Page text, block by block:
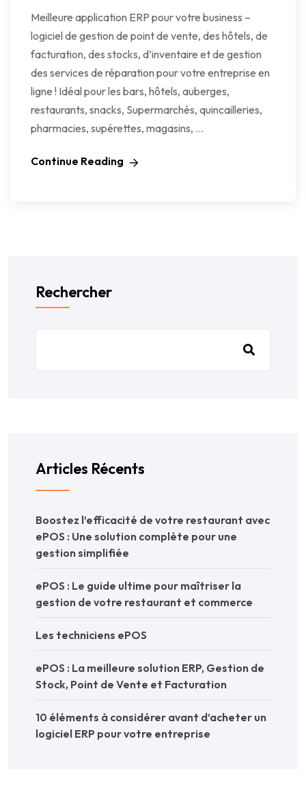
Meilleure application ERP pour votre business –
logiciel de gestion de point de vente, des hôtels, de
facturation, des stocks, d’inventaire et de gestion
des services de réparation pour votre entreprise en
ligne ! Idéal pour les bars, hôtels, auberges,
restaurants, snacks, Supermarchés, quincailleries,
pharmacies, supérettes, magasins, …
Continue Reading
Rechercher
Articles Récents
Boostez l’efficacité de votre restaurant avec
ePOS : Une solution complète pour une
gestion simplifiée
ePOS : Le guide ultime pour maîtriser la
gestion de votre restaurant et commerce
Les techniciens ePOS
ePOS : La meilleure solution ERP, Gestion de
Stock, Point de Vente et Facturation
10 éléments à considérer avant d’acheter un
logiciel ERP pour votre entreprise